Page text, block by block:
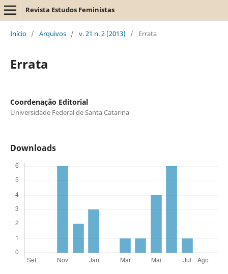
Revista Estudos Feministas
Início / Arquivos / v. 21 n. 2 (2013) / Errata
Errata
Coordenação Editorial
Universidade Federal de Santa Catarina
Downloads